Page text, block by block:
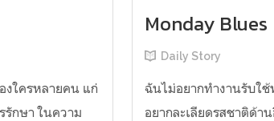
งใครหลายคน แก่
รักษา ในความ
Monday Blues
Daily Story
ฉันไม่อยากทำงานรับใ
อยากละเลียดรสชาติด้